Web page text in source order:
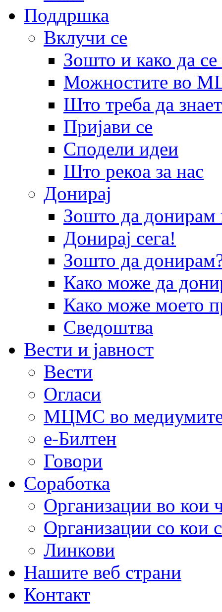
Поддршка
Вклучи се
Зошто и како да
Можностите во
Што треба да
Пријави се
Сподели идеи
Што рекоа за нас
Донирај
Зошто да
Донирај сега!
Зошто да
Како може да
Како може моето
Сведоштва
Вести и јавност
Вести
Огласи
МЦМС во
е-Билтен
Говори
Соработка
Организации во кои
Организации со кои
Линкови
Нашите веб страни
Контакт